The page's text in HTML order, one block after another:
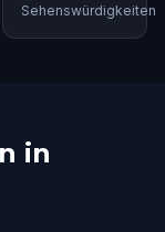
Sehenswürdigkeiten
in